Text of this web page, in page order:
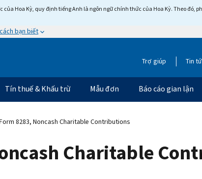
Hoa Kỳ, quy định tiếng Anh là ngôn ngữ chính thức của Hoa Kỳ. Theo đó,
bạn biết
Trợ giúp Tin
Tín thuế & Khấu trừ Mẫu đơn Báo cáo gian lận
8283, Noncash Charitable Contributions
Charitable